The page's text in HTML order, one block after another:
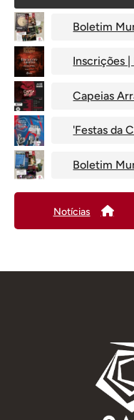
Boletim
Inscrições
Capeias
'Festas da
Boletim
Notícias